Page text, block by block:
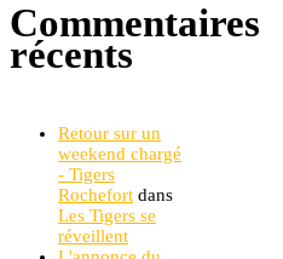
Commentaires
récents
Retour sur un
weekend chargé
- Tigers
Rochefort dans
Les Tigers se
réveillent